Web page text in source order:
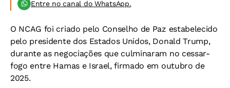
Entre no canal do WhatsApp.
O NCAG foi criado pelo Conselho de Paz estabelecido
pelo presidente dos Estados Unidos, Donald Trump,
durante as negociações que culminaram no cessar-
fogo entre Hamas e Israel, firmado em outubro de
2025.